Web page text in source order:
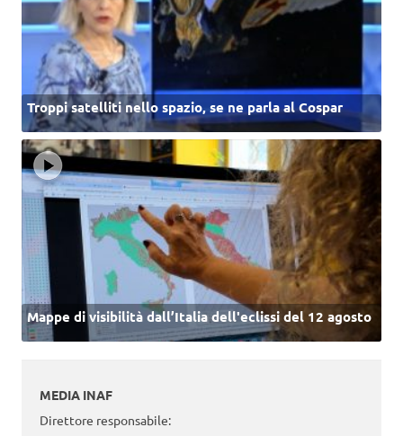
Troppi satelliti nello spazio, se ne parla al Cospar
Mappe di visibilità dall’Italia dell'eclissi del 12 agosto
MEDIA INAF
Direttore responsabile: